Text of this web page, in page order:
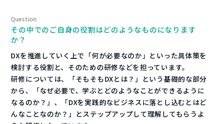
その中でのご自身の役割はどのようなものになります
か？
DXを推進していく上で「何が必要なのか」といった具体策を
検討する役割と、そのための研修などを担っています。
研修については、「そもそもDXとは？」という基礎的な部分
から、「なぜ必要で、学ぶとどのようなことができるように
なるのか？」、「DXを実践的なビジネスに落とし込むとはど
んなことなのか？」とステップアップして理解してもらうよ